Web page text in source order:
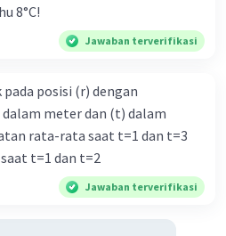
)
Iklan
8°C!
Jawaban terverifikasi
posisi (r) dengan
meter dan (t) dalam
rata-rata saat t=1 dan t=3
t=1 dan t=2
Jawaban terverifikasi